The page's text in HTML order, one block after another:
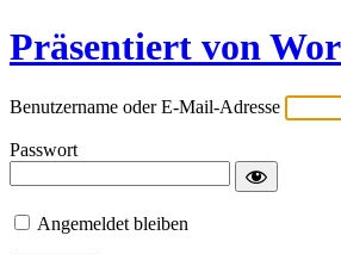
Präsentiert von
Benutzername oder E-Mail-Adresse
Passwort
Angemeldet bleiben